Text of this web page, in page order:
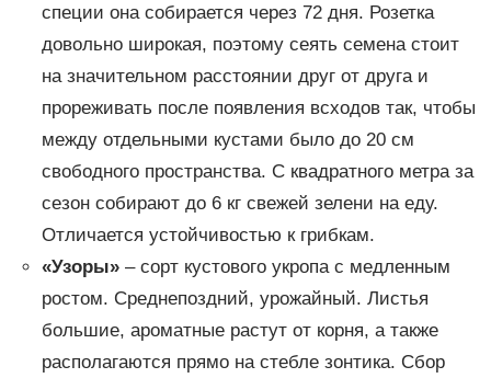
специи она собирается через 72 дня. Розетка
довольно широкая, поэтому сеять семена стоит
на значительном расстоянии друг от друга и
прореживать после появления всходов так, чтобы
между отдельными кустами было до 20 см
свободного пространства. С квадратного метра за
сезон собирают до 6 кг свежей зелени на еду.
Отличается устойчивостью к грибкам.
«Узоры»– сорт кустового укропа с медленным
ростом. Среднепоздний, урожайный. Листья
большие, ароматные растут от корня, а также
располагаются прямо на стебле зонтика. Сбор